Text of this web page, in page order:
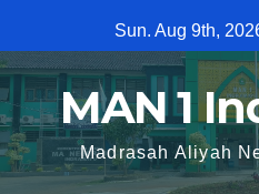
to
content
Sun. Aug 9th,
MAN 1
Madrasah Aliyah